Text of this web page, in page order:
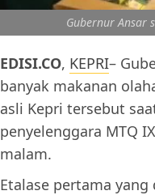
Gubernur Ansar
EDISI.CO, KEPRI–
banyak makanan
asli Kepri tersebut
penyelenggara MTQ
malam.
Etalase pertama